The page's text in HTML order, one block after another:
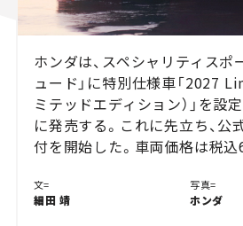
ホンダは、スペシャリティスポ
ュード」に特別仕様車「2027
ミテッドエディション）」を設定
に発売する。これに先立ち、公
付を開始した。車両価格は税込
文=
細田 靖
写真=
ホンダ